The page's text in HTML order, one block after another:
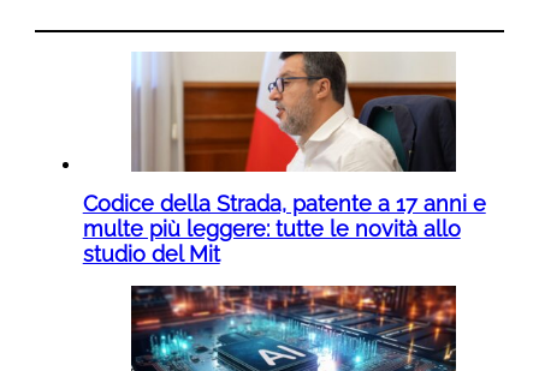
Codice della Strada, patente a 17 anni e
multe più leggere: tutte le novità allo
studio del Mit